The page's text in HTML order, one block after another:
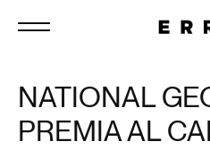
NATIONAL
PREMIA AL